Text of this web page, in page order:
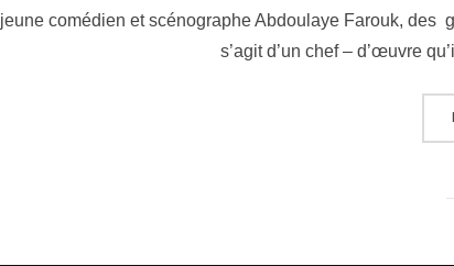
jeune comédien et scénographe Abdoulaye Farouk, des
s’agit d’un chef – d’œuvre